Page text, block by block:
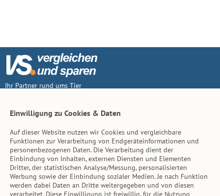
Ihr Partner rund ums Tier
Inhalt
Tierarzt-Suche
Hinweise
Einwilligung zu Cookies & Daten
Auf dieser Website nutzen wir Cookies und vergleichbare
Funktionen zur Verarbeitung von Endgeräteinformationen und
personenbezogenen Daten. Die Verarbeitung dient der
Einbindung von Inhalten, externen Diensten und Elementen
Dritter, der statistischen Analyse/Messung, personalisierten
Werbung sowie der Einbindung sozialer Medien. Je nach Funktion
werden dabei Daten an Dritte weitergegeben und von diesen
verarbeitet. Diese Einwilligung ist freiwillig, für die Nutzung